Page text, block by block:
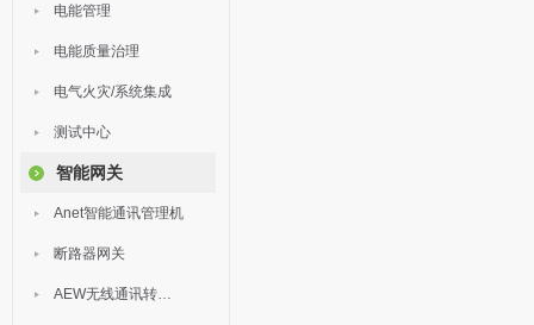
电能管理
电能质量治理
电气火灾/系统集成
测试中心
智能网关
Anet智能通讯管理机
断路器网关
AEW无线通讯转换器